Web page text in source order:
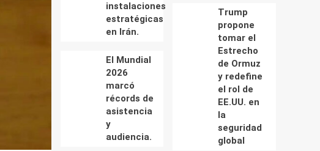
instalaciones
estratégicas
en Irán.
El Mundial
2026
marcó
récords de
asistencia
y
audiencia.
Trump
propone
tomar el
Estrecho
de Ormuz
y redefine
el rol de
EE.UU. en
la
seguridad
global